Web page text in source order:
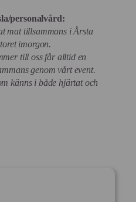
personalvård:
mat tillsammans i Årsta
imorgon.
till oss får alltid en
genom vårt event.
känns i både hjärtat och